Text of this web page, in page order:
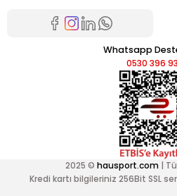
Whatsapp
0530 396
2025 © hausport.com |
Kredi kartı bilgileriniz 256Bit SSL